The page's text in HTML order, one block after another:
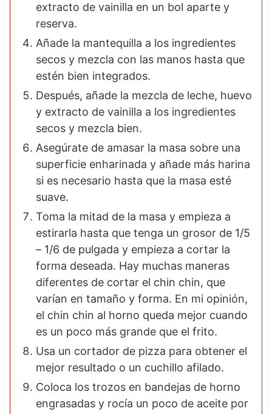
extracto de vainilla en un bol aparte y
reserva.
Añade la mantequilla a los ingredientes
secos y mezcla con las manos hasta que
estén bien integrados.
Después, añade la mezcla de leche, huevo
y extracto de vainilla a los ingredientes
secos y mezcla bien.
Asegúrate de amasar la masa sobre una
superficie enharinada y añade más harina
si es necesario hasta que la masa esté
suave.
Toma la mitad de la masa y empieza a
estirarla hasta que tenga un grosor de 1/5
– 1/6 de pulgada y empieza a cortar la
forma deseada. Hay muchas maneras
diferentes de cortar el chin chin, que
varían en tamaño y forma. En mi opinión,
el chin chin al horno queda mejor cuando
es un poco más grande que el frito.
Usa un cortador de pizza para obtener el
mejor resultado o un cuchillo afilado.
Coloca los trozos en bandejas de horno
engrasadas y rocía un poco de aceite por